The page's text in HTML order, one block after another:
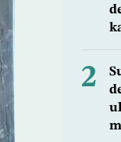
2